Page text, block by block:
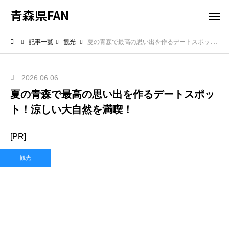
青森県FAN
記事一覧 観光 夏の青森で最高の思い出を作るデートスポット！涼しい大自然を満喫！
2026.06.06
夏の青森で最高の思い出を作るデートスポッ
ト！涼しい大自然を満喫！
[PR]
観光